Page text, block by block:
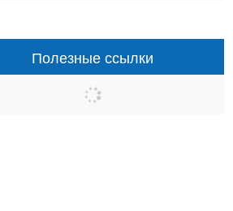
Полезные ссылки